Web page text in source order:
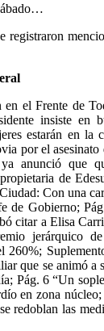
registraron
en el Frente de
insiste en
estarán en la
por el
anunció que
de
Con una
de Gobierno;
citar a Elisa
jerárquico
260%;
que se animó a
Pág. 6 “Un
en zona
redoblan las